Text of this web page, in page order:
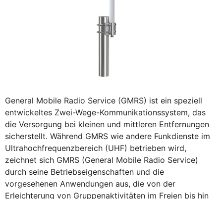
General Mobile Radio Service (GMRS) ist ein speziell
entwickeltes Zwei-Wege-Kommunikationssystem, das
die Versorgung bei kleinen und mittleren Entfernungen
sicherstellt. Während GMRS wie andere Funkdienste im
Ultrahochfrequenzbereich (UHF) betrieben wird,
zeichnet sich GMRS (General Mobile Radio Service)
durch seine Betriebseigenschaften und die
vorgesehenen Anwendungen aus, die von der
Erleichterung von Gruppenaktivitäten im Freien bis hin